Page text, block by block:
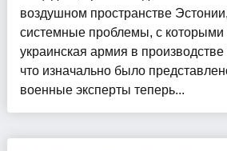
воздушном пространстве
системные проблемы, с которыми
украинская армия в
что изначально было
военные эксперты теперь...